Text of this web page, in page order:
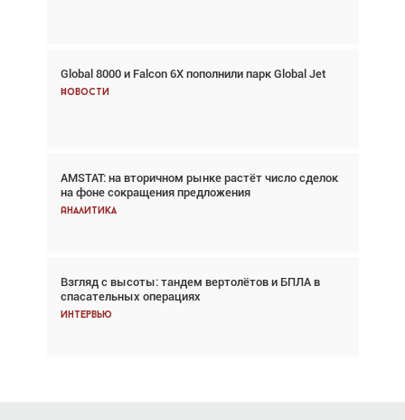
Global 8000 и Falcon 6X пополнили парк Global Jet
Новости
AMSTAT: на вторичном рынке растёт число сделок
на фоне сокращения предложения
Аналитика
Взгляд с высоты: тандем вертолётов и БПЛА в
спасательных операциях
Интервью
Авиационный фотограф Дэйв Кох: «Фотография
говорит сама за себя... а ИИ всё портит»
В городах чемпионата мира наблюдался подъём,
хотя общий трафик снизился
Аналитика
Частный самолёт – это актив. Подходите к
покупке соответствующим образом
Интервью